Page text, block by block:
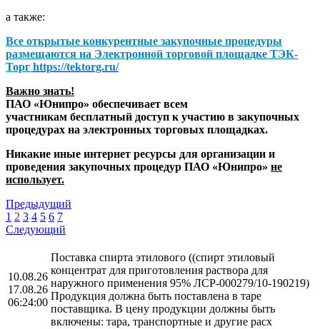
а также:
Все открытые конкурентные закупочные процедуры
размещаются на Электронной торговой площадке ТЭК-
Торг https://tektorg.ru/
Важно знать!
ПАО «Юнипро» обеспечивает всем
участникам бесплатный доступ к участию в закупочных
процедурах на электронных торговых площадках.
Никакие иные интернет ресурсы для организации и
проведения закупочных процедур ПАО «Юнипро» не
использует.
Предыдущий
1 2 3 4 5 6 7
Следующий
10.08.26
17.08.26
06:24:00
Поставка спирта этилового ((спирт этиловый
концентрат для приготовления раствора для
наружного применения 95% ЛСР-000279/10-190219)
Продукция должна быть поставлена в таре
поставщика. В цену продукции должны быть
включены: тара, транспортные и другие расх